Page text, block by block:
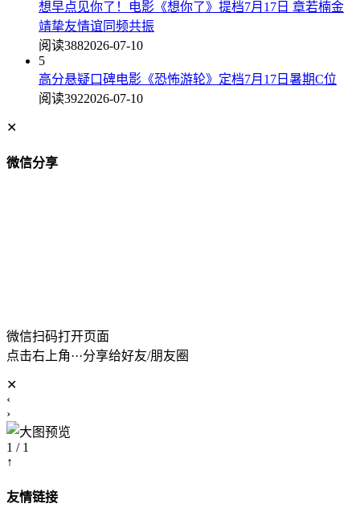
想早点见你了！电影《想你了》提档7月17日 章若楠金
靖挚友情谊同频共振
阅读3882026-07-10
5
高分悬疑口碑电影《恐怖游轮》定档7月17日暑期C位
阅读3922026-07-10
✕
微信分享
微信扫码打开页面
点击右上角···分享给好友/朋友圈
✕
‹
›
1 / 1
↑
友情链接